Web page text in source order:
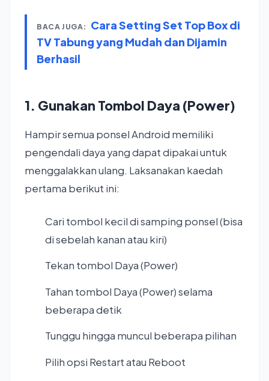
BACA JUGA:
Cara Setting Set Top Box di
TV Tabung yang Mudah dan Dijamin
Berhasil
1. Gunakan Tombol Daya (Power)
Hampir semua ponsel Android memiliki
pengendali daya yang dapat dipakai untuk
menggalakkan ulang. Laksanakan kaedah
pertama berikut ini:
Cari tombol kecil di samping ponsel (bisa
di sebelah kanan atau kiri)
Tekan tombol Daya (Power)
Tahan tombol Daya (Power) selama
beberapa detik
Tunggu hingga muncul beberapa pilihan
Pilih opsi Restart atau Reboot